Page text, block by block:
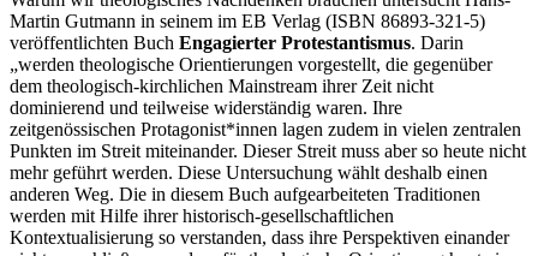
Martin Gutmann in seinem im EB Verlag (ISBN 86893-321-5)
veröffentlichten Buch Engagierter Protestantismus. Darin
„werden theologische Orientierungen vorgestellt, die gegenüber
dem theologisch-kirchlichen Mainstream ihrer Zeit nicht
dominierend und teilweise widerständig waren. Ihre
zeitgenössischen Protagonist*innen lagen zudem in vielen zentralen
Punkten im Streit miteinander. Dieser Streit muss aber so heute nicht
mehr geführt werden. Diese Untersuchung wählt deshalb einen
anderen Weg. Die in diesem Buch aufgearbeiteten Traditionen
werden mit Hilfe ihrer historisch-gesellschaftlichen
Kontextualisierung so verstanden, dass ihre Perspektiven einander